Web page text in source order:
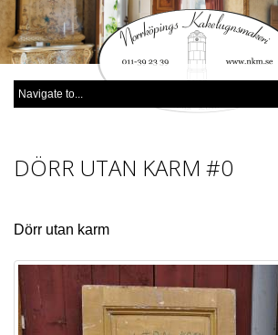
DÖRR UTAN KARM #0
Dörr utan karm